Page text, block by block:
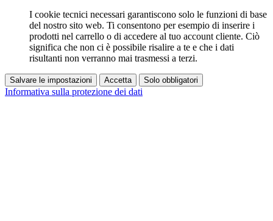
I cookie tecnici necessari garantiscono solo le funzioni di base
del nostro sito web. Ti consentono per esempio di inserire i
prodotti nel carrello o di accedere al tuo account cliente. Ciò
significa che non ci è possibile risalire a te e che i dati
risultanti non verranno mai trasmessi a terzi.
Salvare le impostazioni Accetta Solo obbligatori
Informativa sulla protezione dei dati